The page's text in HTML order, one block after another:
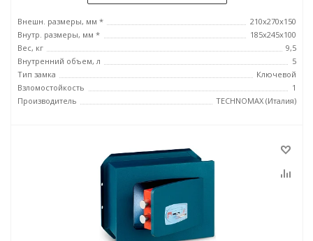
Внешн. размеры, мм *
210x270x150
Внутр. размеры, мм *
185х245х100
Вес, кг
9,5
Внутренний объем, л
5
Тип замка
Ключевой
Взломостойкость
1
Производитель
TECHNOMAX (Италия)